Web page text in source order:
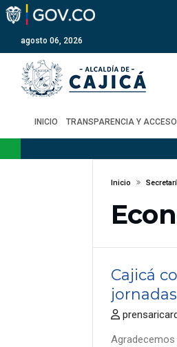
agosto 06, 2026
INICIO TRANSPARENCIA Y
Inicio
Cajicá